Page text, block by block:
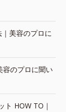
美容のプロに
容のプロに聞い
ト HOW TO｜